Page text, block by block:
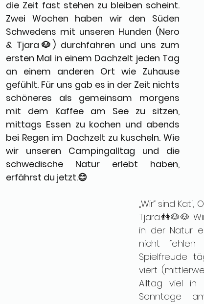
die Zeit fast stehen zu bleiben scheint.
Zwei Wochen haben wir den Süden
Schwedens mit unseren Hunden (Nero
& Tjara🐶) durchfahren und uns zum
ersten Mal in einem Dachzelt jeden Tag
an einem anderen Ort wie Zuhause
gefühlt. Für uns gab es in der Zeit nichts
schöneres als gemeinsam morgens
mit dem Kaffee am See zu sitzen,
mittags Essen zu kochen und abends
bei Regen im Dachzelt zu kuscheln. Wie
wir unseren Campingalltag und die
schwedische Natur erlebt haben,
erfährst du jetzt.😊
„Wir“ sind
Tjara.👫🐶🐶
in der Natur
nicht fehlen
Spielfreude
viert
Alltag viel in
Sonntage